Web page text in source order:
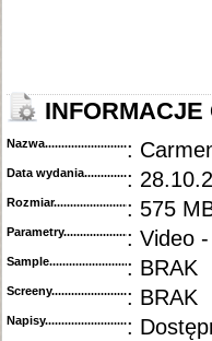
INFORMACJE
Nazwa.............................................
:
Data wydania......................................
:
Rozmiar...........................................
: 575
Parametry.........................................
: Video
Sample............................................
: BRAK
Screeny...........................................
: BRAK
Napisy............................................
: